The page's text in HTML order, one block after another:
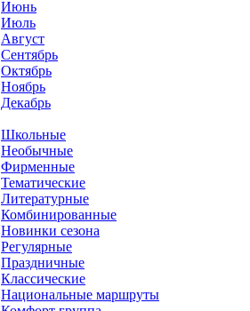
Июнь
Июль
Август
Сентябрь
Октябрь
Ноябрь
Декабрь
Школьные
Необычные
Фирменные
Тематические
Литературные
Комбинированные
Новинки сезона
Регулярные
Праздничные
Классические
Национальные маршруты